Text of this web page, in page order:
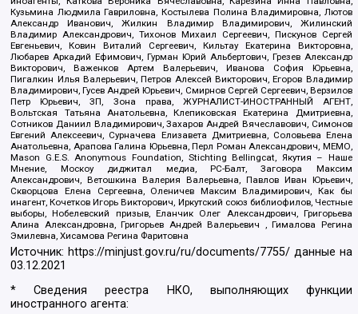
Кузьмина Людмила Гавриловна, Костылева Полина Владимировна, Лютов
Александр Иванович, Жилкин Владимир Владимирович, Жилинский
Владимир Александрович, Тихонов Михаил Сергеевич, Пискунов Сергей
Евгеньевич, Ковин Виталий Сергеевич, Кильтау Екатерина Викторовна,
Любарев Аркадий Ефимович, Гурман Юрий Альбертович, Грезев Александр
Викторович, Важенков Артем Валерьевич, Иванова София Юрьевна,
Пигалкин Илья Валерьевич, Петров Алексей Викторович, Егоров Владимир
Владимирович, Гусев Андрей Юрьевич, Смирнов Сергей Сергеевич, Верзилов
Петр Юрьевич, ЗП, Зона права, ЖУРНАЛИСТ-ИНОСТРАННЫЙ АГЕНТ,
Вольтская Татьяна Анатольевна, Клепиковская Екатерина Дмитриевна,
Сотников Даниил Владимирович, Захаров Андрей Вячеславович, Симонов
Евгений Алексеевич, Сурначева Елизавета Дмитриевна, Соловьева Елена
Анатольевна, Арапова Галина Юрьевна, Перл Роман Александрович, МЕМО,
Mason G.E.S. Anonymous Foundation, Stichting Bellingcat, Якутия – Наше
Мнение, Москоу диджитал медиа, РС-Балт, Заговора Максим
Александрович, Ветошкина Валерия Валерьевна, Павлов Иван Юрьевич,
Скворцова Елена Сергеевна, Оленичев Максим Владимирович, Как бы
инагент, Кочетков Игорь Викторович, Иркутский союз библиофилов, Честные
выборы, Нобелевский призыв, Еланчик Олег Александрович, Григорьева
Алина Александровна, Григорьев Андрей Валерьевич , Гималова Регина
Эмилевна, Хисамова Регина Фаритовна
Источник: https://minjust.gov.ru/ru/documents/7755/ данные на
03.12.2021
* Сведения реестра НКО, выполняющих функции
иностранного агента: